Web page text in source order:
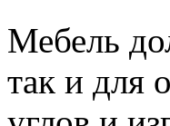
Мебель
так и для